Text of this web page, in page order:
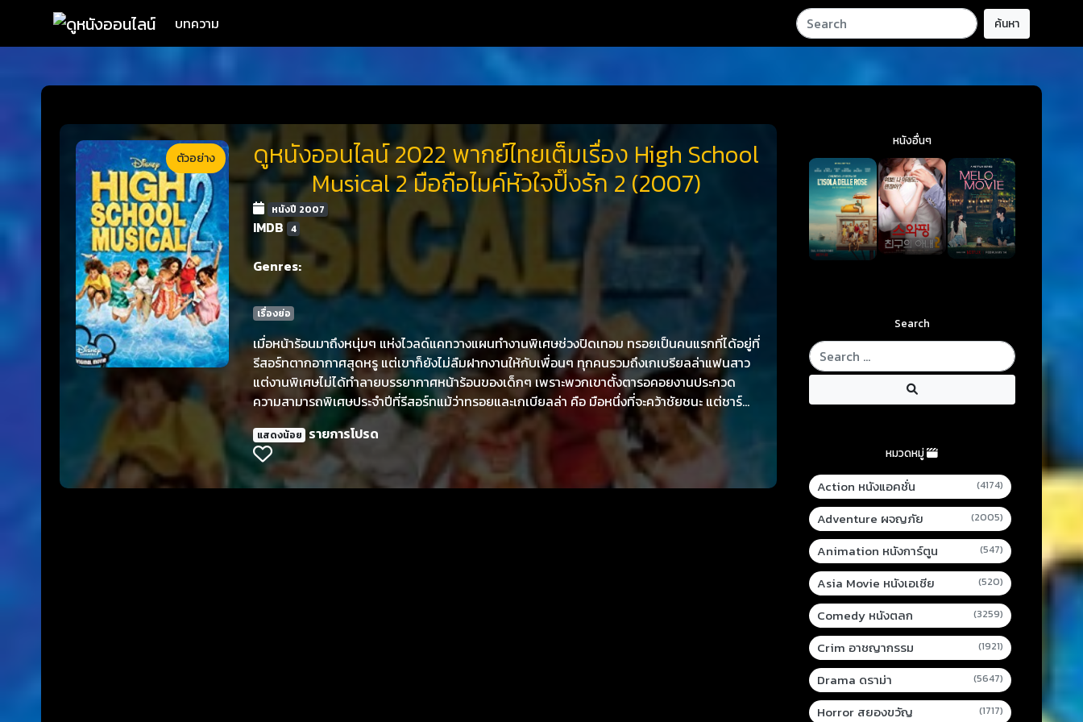
บทความ ค้นหา
ตัวอย่าง
ดูหนังออนไลน์ 2022 พากย์ไทยเต็มเรื่อง High School
Musical 2 มือถือไมค์หัวใจปิ๊งรัก 2 (2007)
หนังปี 2007
IMDB 4
Genres:
เรื่องย่อ
เมื่อหน้าร้อนมาถึงหนุ่มๆ แห่งไวลด์แคทวางแผนทำงานพิเศษช่วงปิดเทอม ทรอยเป็นคนแรกที่ได้อยู่ที่
รีสอร์ทตากอากาศสุดหรู แต่เขาก็ยังไม่ลืมฝากงานให้กับเพื่อนๆ ทุกคนรวมถึงเกเบรียลล่าแฟนสาว
แต่งานพิเศษไม่ได้ทำลายบรรยากาศหน้าร้อนของเด็กๆ เพราะพวกเขาตั้งตารอคอยงานประกวด
ความสามารถพิเศษประจำปีที่รีสอร์ทแม้ว่าทรอยและเกเบียลล่า คือ มือหนึ่งที่จะคว้าชัยชนะ แต่ชาร์
เปย์และไรอันคือศัตรูตัวป่วนที่ยอมทำทุกอย่างเพื่อคว้าตำแหน่งชนะเลิศแม้ว่าจะต้องทำลายมิตรภาพ
ในทีมไวลด์แคทและความรักระหว่างทรอยและเกเบียลล่าก็ตามที
แสดงน้อย รายการโปรด
หนังอื่นๆ
Search
หมวดหมู่
Action หนังแอคชั่น (4174)
Adventure ผจญภัย (2005)
Animation หนังการ์ตูน (547)
Asia Movie หนังเอเชีย (520)
Comedy หนังตลก (3259)
Crim อาชญากรรม (1921)
Drama ดราม่า (5647)
Horror สยองขวัญ (1717)